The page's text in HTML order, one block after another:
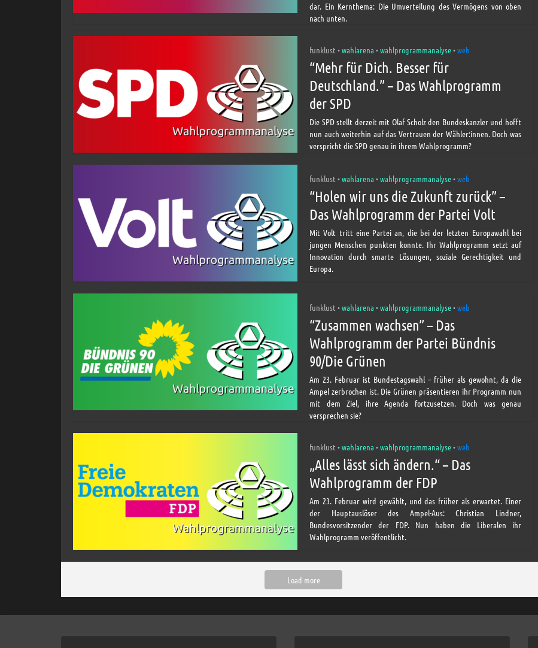
dar. Ein Kernthema: Die Umverteilung des Vermögens von oben
nach unten.
funklust •wahlarena •wahlprogrammanalyse•web
“Mehr für Dich. Besser für
Deutschland.” – Das Wahlprogramm
der SPD
Die SPD stellt derzeit mit Olaf Scholz den Bundeskanzler und hofft
nun auch weiterhin auf das Vertrauen der Wähler:innen. Doch was
verspricht die SPD genau in ihrem Wahlprogramm?
funklust •wahlarena •wahlprogrammanalyse•web
“Holen wir uns die Zukunft zurück” –
Das Wahlprogramm der Partei Volt
Mit Volt tritt eine Partei an, die bei der letzten Europawahl bei
jungen Menschen punkten konnte. Ihr Wahlprogramm setzt auf
Innovation durch smarte Lösungen, soziale Gerechtigkeit und
Europa.
funklust •wahlarena •wahlprogrammanalyse•web
“Zusammen wachsen” – Das
Wahlprogramm der Partei Bündnis
90/Die Grünen
Am 23. Februar ist Bundestagswahl – früher als gewohnt, da die
Ampel zerbrochen ist. Die Grünen präsentieren ihr Programm nun
mit dem Ziel, ihre Agenda fortzusetzen. Doch was genau
versprechen sie?
funklust •wahlarena •wahlprogrammanalyse•web
„Alles lässt sich ändern.“ – Das
Wahlprogramm der FDP
Am 23. Februar wird gewählt, und das früher als erwartet. Einer
der Hauptauslöser des Ampel-Aus: Christian Lindner,
Bundesvorsitzender der FDP. Nun haben die Liberalen ihr
Wahlprogramm veröffentlicht.
Load more